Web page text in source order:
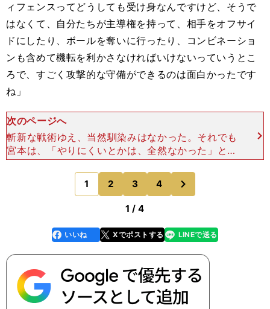
ィフェンスってどうしても受け身なんですけど、そうで
はなくて、自分たちが主導権を持って、相手をオフサイ
ドにしたり、ボールを奪いに行ったり、コンビネーショ
ンも含めて機転を利かさなければいけないっていうとこ
ろで、すごく攻撃的な守備ができるのは面白かったです
ね」
次のページへ
斬新な戦術ゆえ、当然馴染みはなかった。それでも
宮本は、「やりにくいとかは、全然なかった」と振
り返る。「むしろ、もっとこれぐらい積極的にライ
ンを上げて、"攻める守備"があってもいいという
か、たぶん対戦
1 2 3 4
のページへ
1 / 4
faceboo
k
いいね Xでポストする
line LINEで送る